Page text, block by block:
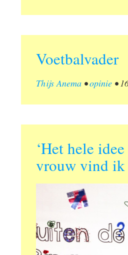
Voetbalvader
Thijs Anema •opinie •
‘Het hele
vrouw vind ik